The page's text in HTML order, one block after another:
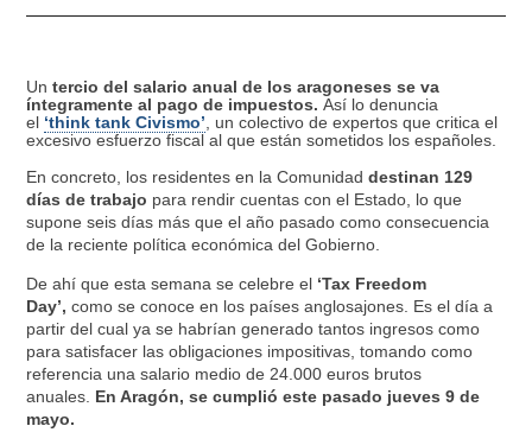
Un tercio del salario anual de los aragoneses se va
íntegramente al pago de impuestos. Así lo denuncia
el ‘think tank Civismo’ , un colectivo de expertos que critica el
excesivo esfuerzo fiscal al que están sometidos los españoles.
En concreto, los residentes en la Comunidad destinan 129
días de trabajo para rendir cuentas con el Estado, lo que
supone seis días más que el año pasado como consecuencia
de la reciente política económica del Gobierno.
De ahí que esta semana se celebre el ‘Tax Freedom
Day’, como se conoce en los países anglosajones. Es el día a
partir del cual ya se habrían generado tantos ingresos como
para satisfacer las obligaciones impositivas, tomando como
referencia una salario medio de 24.000 euros brutos
anuales. En Aragón, se cumplió este pasado jueves 9 de
mayo.